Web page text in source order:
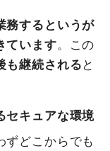
務するというが
ています。この
も継続される と
セキュアな環境
ずどこからでも